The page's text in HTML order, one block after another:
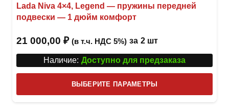
Lada Niva 4×4, Legend — пружины передней
подвески — 1 дюйм комфорт
21 000,00 ₽ (в т.ч. НДС 5%) за 2 шт
Наличие: Доступно для предзаказа
ВЫБЕРИТЕ ПАРАМЕТРЫ
товар